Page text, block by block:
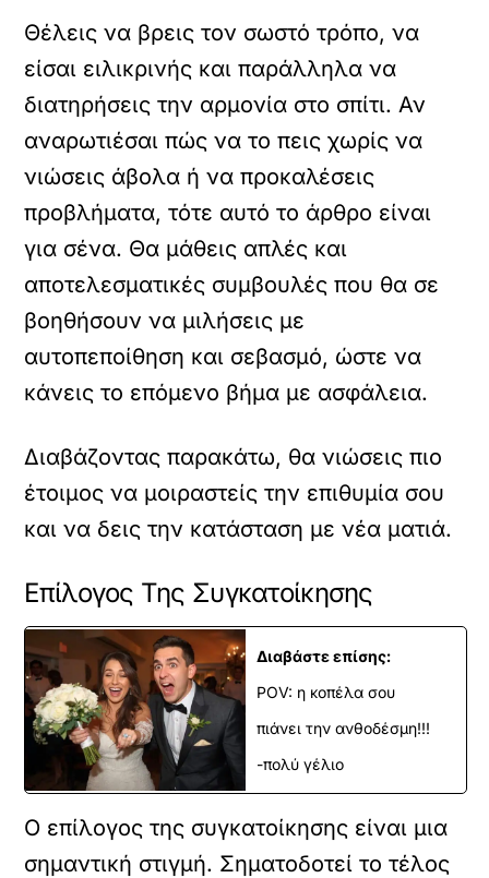
Θέλεις να βρεις τον σωστό τρόπο, να
είσαι ειλικρινής και παράλληλα να
διατηρήσεις την αρμονία στο σπίτι. Αν
αναρωτιέσαι πώς να το πεις χωρίς να
νιώσεις άβολα ή να προκαλέσεις
προβλήματα, τότε αυτό το άρθρο είναι
για σένα. Θα μάθεις απλές και
αποτελεσματικές συμβουλές που θα σε
βοηθήσουν να μιλήσεις με
αυτοπεποίθηση και σεβασμό, ώστε να
κάνεις το επόμενο βήμα με ασφάλεια.
Διαβάζοντας παρακάτω, θα νιώσεις πιο
έτοιμος να μοιραστείς την επιθυμία σου
και να δεις την κατάσταση με νέα ματιά.
Επίλογος Της Συγκατοίκησης
Διαβάστε επίσης:
POV: η κοπέλα σου
πιάνει την ανθοδέσμη!!!
-πολύ γέλιο
Ο επίλογος της συγκατοίκησης είναι μια
σημαντική στιγμή. Σηματοδοτεί το τέλος